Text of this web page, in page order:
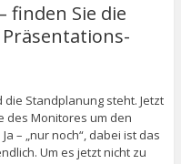
finden Sie die
Standplanung steht. Jetzt
des Monitores um den
– „nur noch“, dabei ist das
Um es jetzt nicht zu